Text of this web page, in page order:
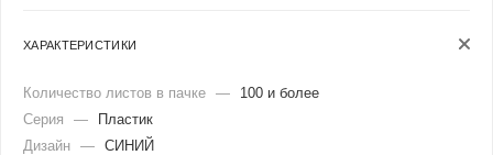
ХАРАКТЕРИСТИКИ
Количество листов в пачке —
100 и более
Серия
—
Пластик
Дизайн — СИНИЙ